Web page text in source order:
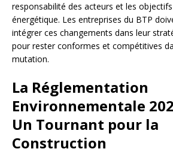
responsabilité des acteurs et les
énergétique. Les entreprises du BTP
intégrer ces changements dans leur
pour rester conformes et compétitives
mutation.
La Réglementation
Environnementale
Un Tournant pour la
Construction